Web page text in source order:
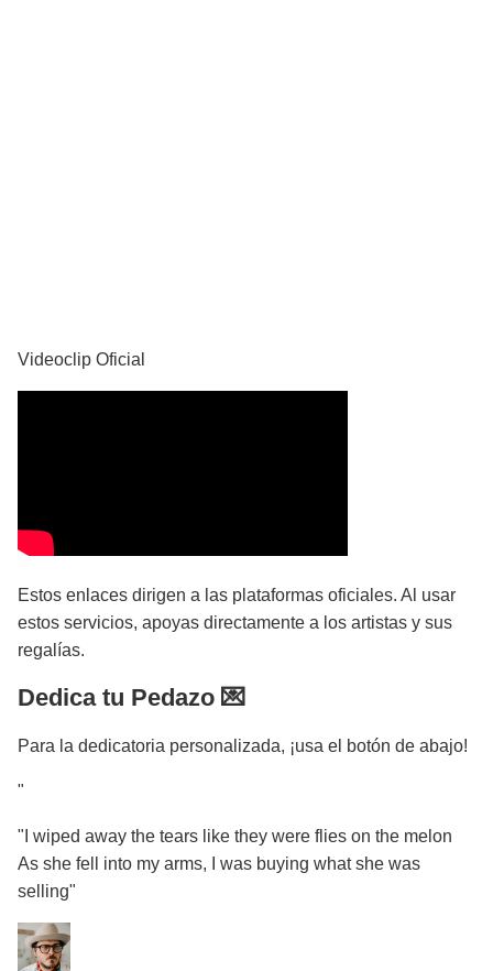
Videoclip Oficial
Estos enlaces dirigen a las plataformas oficiales. Al usar
estos servicios, apoyas directamente a los artistas y sus
regalías.
Dedica tu Pedazo 💌
Para la dedicatoria personalizada, ¡usa el botón de abajo!
"
"I wiped away the tears like they were flies on the melon
As she fell into my arms, I was buying what she was
selling"